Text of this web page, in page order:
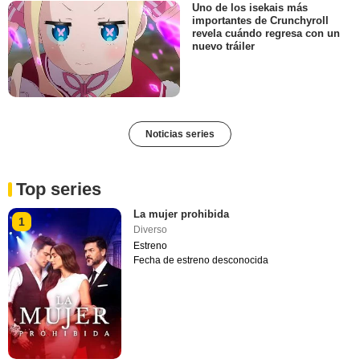
Uno de los isekais más
importantes de Crunchyroll
revela cuándo regresa con un
nuevo tráiler
Noticias series
Top series
1
La mujer prohibida
Diverso
Estreno
Fecha de estreno desconocida